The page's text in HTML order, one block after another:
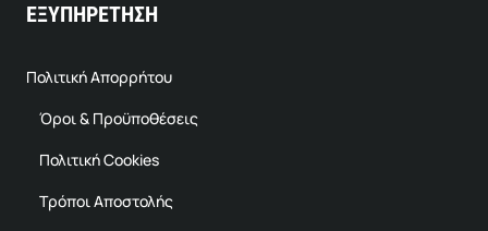
ΕΞΥΠΗΡΕΤΗΣΗ
Πολιτική Απορρήτου
Όροι & Προϋποθέσεις
Πολιτική Cookies
Τρόποι Αποστολής